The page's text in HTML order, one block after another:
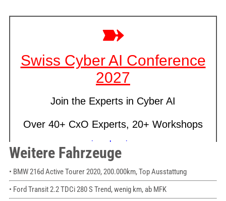
Weitere Fahrzeuge
• BMW 216d Active Tourer 2020, 200.000km, Top Ausstattung
• Ford Transit 2.2 TDCi 280 S Trend, wenig km, ab MFK